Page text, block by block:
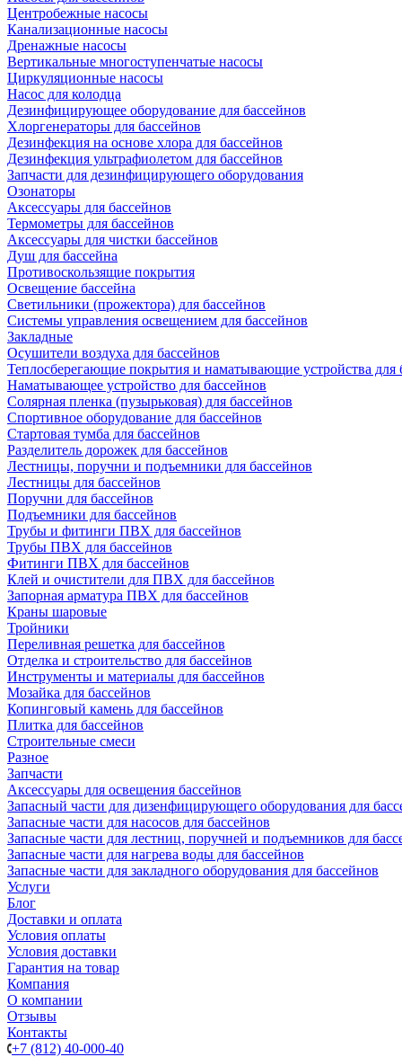
Центробежные насосы
Канализационные насосы
Дренажные насосы
Вертикальные многоступенчатые насосы
Циркуляционные насосы
Насос для колодца
Дезинфицирующее оборудование для бассейнов
Хлоргенераторы для бассейнов
Дезинфекция на основе хлора для бассейнов
Дезинфекция ультрафиолетом для бассейнов
Запчасти для дезинфицирующего оборудования
Озонаторы
Аксессуары для бассейнов
Термометры для бассейнов
Аксессуары для чистки бассейнов
Душ для бассейна
Противоскользящие покрытия
Освещение бассейна
Светильники (прожектора) для бассейнов
Системы управления освещением для бассейнов
Закладные
Осушители воздуха для бассейнов
Теплосберегающие покрытия и наматывающие устройства для
Наматывающее устройство для бассейнов
Солярная пленка (пузырьковая) для бассейнов
Спортивное оборудование для бассейнов
Стартовая тумба для бассейнов
Разделитель дорожек для бассейнов
Лестницы, поручни и подъемники для бассейнов
Лестницы для бассейнов
Поручни для бассейнов
Подъемники для бассейнов
Трубы и фитинги ПВХ для бассейнов
Трубы ПВХ для бассейнов
Фитинги ПВХ для бассейнов
Клей и очистители для ПВХ для бассейнов
Запорная арматура ПВХ для бассейнов
Краны шаровые
Тройники
Переливная решетка для бассейнов
Отделка и строительство для бассейнов
Инструменты и материалы для бассейнов
Мозайка для бассейнов
Копинговый камень для бассейнов
Плитка для бассейнов
Строительные смеси
Разное
Запчасти
Аксессуары для освещения бассейнов
Запасный части для дизенфицирующего оборудования для
Запасные части для насосов для бассейнов
Запасные части для лестниц, поручней и подъемников для
Запасные части для нагрева воды для бассейнов
Запасные части для закладного оборудования для бассейнов
Услуги
Блог
Доставки и оплата
Условия оплаты
Условия доставки
Гарантия на товар
Компания
О компании
Отзывы
Контакты
+7 (812) 40-000-40